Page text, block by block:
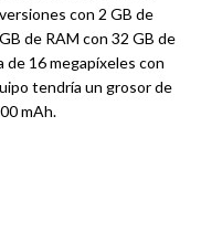
con 2 GB de
de RAM con 32 GB de
de 16 megapíxeles con
tendría un grosor de
mAh.